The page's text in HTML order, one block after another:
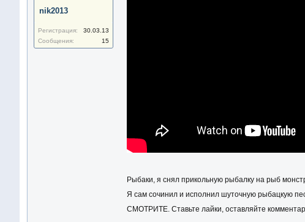
nik2013
Регистрация:
30.03.13
Сообщения:
15
Рыбаки, я снял прикольную рыбалку на рыб
Я сам сочинил и исполнил шуточную рыбацкую
СМОТРИТЕ. Ставьте лайки, оставляйте